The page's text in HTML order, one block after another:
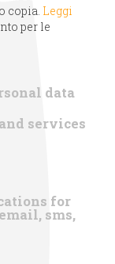
copia. Leggi
per le
data
services
for
sms,